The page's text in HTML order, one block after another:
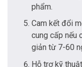
phẩm.
Cam kết đổi
cung cấp nếu
giản từ 7-60
Hỗ trợ kỹ